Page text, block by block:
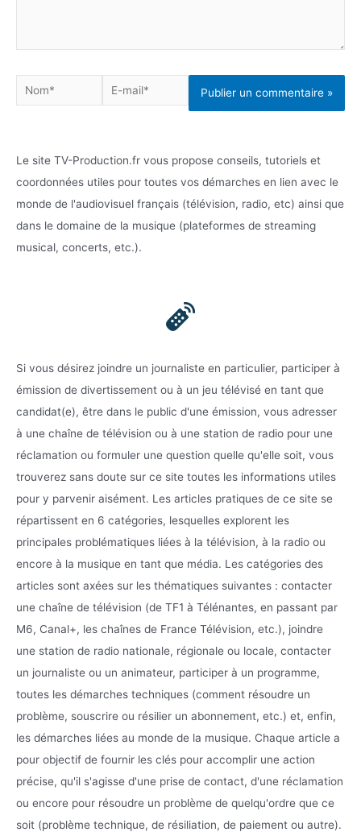
Nom*
E-
mail*
Le site TV-Production.fr vous propose conseils, tutoriels et
coordonnées utiles pour toutes vos démarches en lien avec le
monde de l'audiovisuel français (télévision, radio, etc) ainsi que
dans le domaine de la musique (plateformes de streaming
musical, concerts, etc.).
Si vous désirez joindre un journaliste en particulier, participer à
émission de divertissement ou à un jeu télévisé en tant que
candidat(e), être dans le public d'une émission, vous adresser
à une chaîne de télévision ou à une station de radio pour une
réclamation ou formuler une question quelle qu'elle soit, vous
trouverez sans doute sur ce site toutes les informations utiles
pour y parvenir aisément. Les articles pratiques de ce site se
répartissent en 6 catégories, lesquelles explorent les
principales problématiques liées à la télévision, à la radio ou
encore à la musique en tant que média. Les catégories des
articles sont axées sur les thématiques suivantes : contacter
une chaîne de télévision (de TF1 à Télénantes, en passant par
M6, Canal+, les chaînes de France Télévision, etc.), joindre
une station de radio nationale, régionale ou locale, contacter
un journaliste ou un animateur, participer à un programme,
toutes les démarches techniques (comment résoudre un
problème, souscrire ou résilier un abonnement, etc.) et, enfin,
les démarches liées au monde de la musique. Chaque article a
pour objectif de fournir les clés pour accomplir une action
précise, qu'il s'agisse d'une prise de contact, d'une réclamation
ou encore pour résoudre un problème de quelqu'ordre que ce
soit (problème technique, de résiliation, de paiement ou autre).